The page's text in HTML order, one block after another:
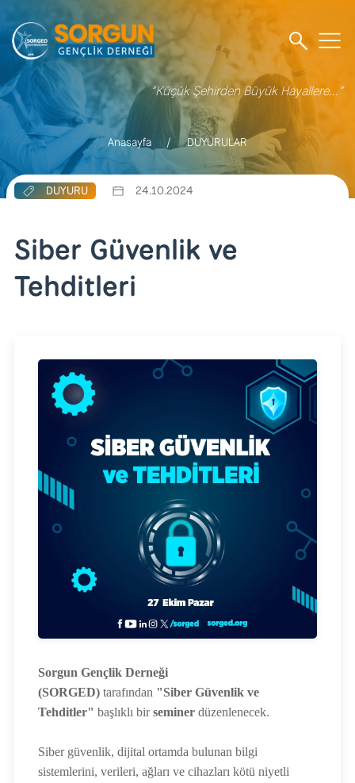
“Küçük Şehirden Büyük Hayallere...”
Anasayfa DUYURULAR
DUYURU 24.10.2024
Siber Güvenlik ve
Tehditleri
Sorgun Gençlik Derneği
(SORGED) tarafından "Siber Güvenlik ve
Tehditler" başlıklı bir seminer düzenlenecek.
Siber güvenlik, dijital ortamda bulunan bilgi
sistemlerini, verileri, ağları ve cihazları kötü niyetli